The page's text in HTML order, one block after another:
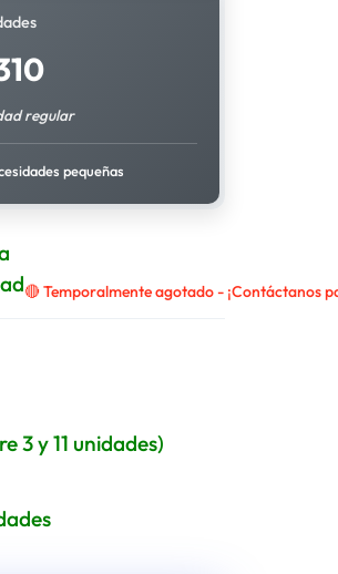
regular
pequeñas
🔴 Temporalmente agotado - ¡Contáctanos
3 y 11 unidades)